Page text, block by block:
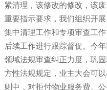
紧清理，该修改的修改，该
重要指示要求，我们组织开
集中清理工作和专项审查工
后续工作进行跟踪督促。今
领域法规审查纠正力度，巩
方性法规规定，业主大会可
则中，对拒付物业服务费、